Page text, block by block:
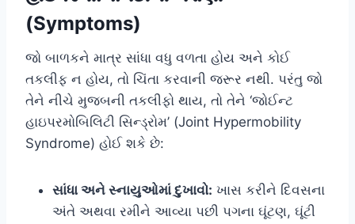
(Symptoms)
જો બાળકને માત્ર સાંધા વધુ વળતા હોય અને કોઈ
તકલીફ ન હોય, તો ચિંતા કરવાની જરૂર નથી. પરંતુ જો
તેને નીચે મુજબની તકલીફો થાય, તો તેને ‘જોઈન્ટ
હાઇપરમોબિલિટી સિન્ડ્રોમ’ (Joint Hypermobility
Syndrome) હોઈ શકે છે:
સાંધા અને સ્નાયુઓમાં દુખાવો: ખાસ કરીને દિવસના
અંતે અથવા રમીને આવ્યા પછી પગના ઘૂંટણ, ઘૂંટી